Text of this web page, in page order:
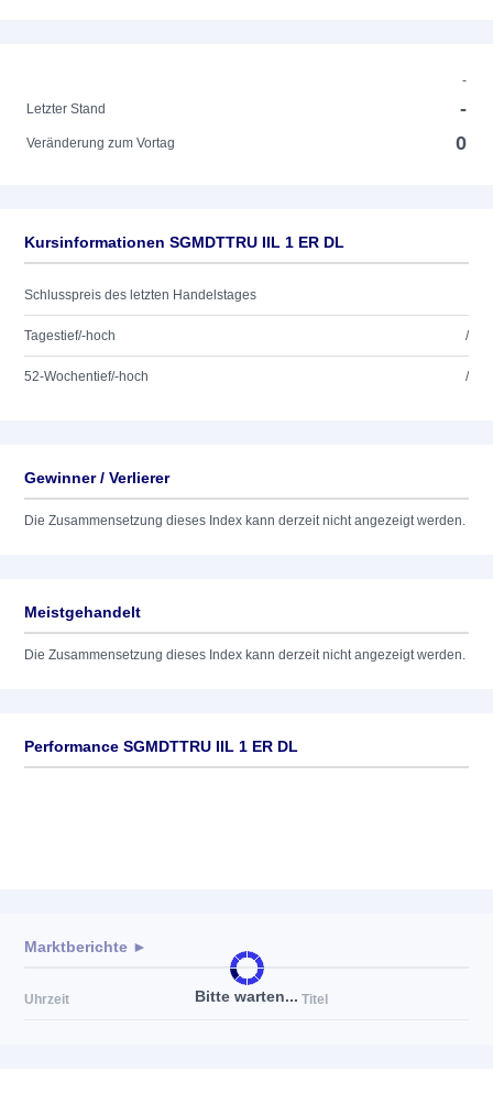
-
Letzter Stand
-
Veränderung zum Vortag 0
Kursinformationen SGMDTTRU IIL 1 ER DL
Schlusspreis des letzten Handelstages
Tagestief/-hoch /
52-Wochentief/-hoch /
Gewinner / Verlierer
Die Zusammensetzung dieses Index kann derzeit nicht angezeigt werden.
Meistgehandelt
Die Zusammensetzung dieses Index kann derzeit nicht angezeigt werden.
Performance SGMDTTRU IIL 1 ER DL
Bitte warten...
Marktberichte ►
Uhrzeit Titel